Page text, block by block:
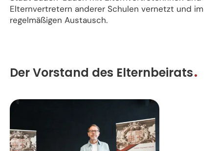
Elternvertretern anderer Schulen vernetzt und im
regelmäßigen Austausch.
Der Vorstand des Elternbeirats